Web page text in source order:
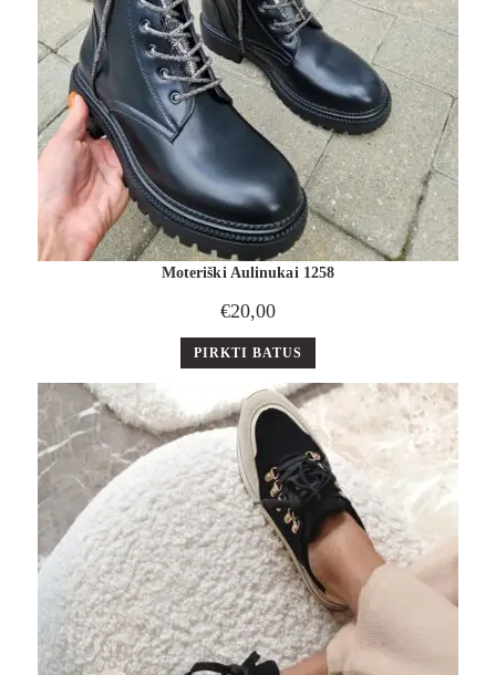
Moteriški Aulinukai 1258
€20,00
PIRKTI BATUS